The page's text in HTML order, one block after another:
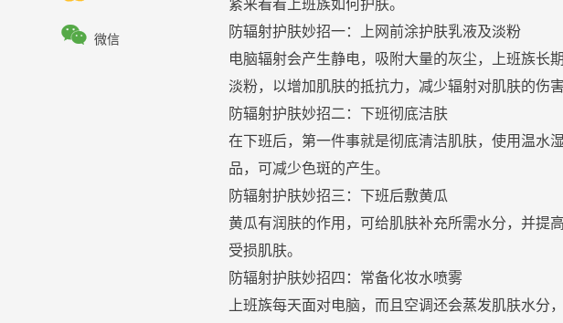
 微信
紧来看看上班族如何护肤。
防辐射护肤妙招一：上网前涂护肤乳液及淡粉
电脑辐射会产生静电，吸附大量的灰尘，上班族长
淡粉，以增加肌肤的抵抗力，减少辐射对肌肤的伤害
防辐射护肤妙招二：下班彻底洁肤
在下班后，第一件事就是彻底清洁肌肤，使用温水湿
品，可减少色斑的产生。
防辐射护肤妙招三：下班后敷黄瓜
黄瓜有润肤的作用，可给肌肤补充所需水分，并提高
受损肌肤。
防辐射护肤妙招四：常备化妆水喷雾
上班族每天面对电脑，而且空调还会蒸发肌肤水分